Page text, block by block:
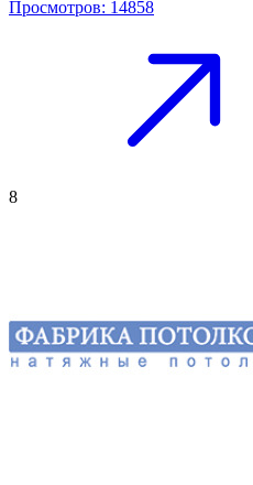
Просмотров: 14858
8